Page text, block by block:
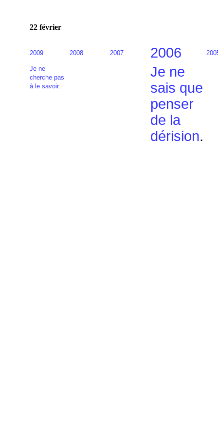
22 février
2009 2008 2007 2006
Je ne
cherche pas
à le savoir.
Je ne
sais que
penser
de la
dérision.